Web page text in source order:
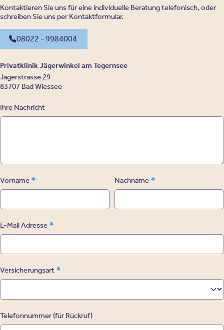
Kontaktieren Sie uns für eine individuelle Beratung telefonisch, oder
schreiben Sie uns per Kontaktformular.
08022 - 9984004
Privatklinik Jägerwinkel am Tegernsee
Jägerstrasse 29
83707 Bad Wiessee
Ihre Nachricht
Vorname * Nachname *
E-Mail Adresse *
Versicherungsart *
Telefonnummer (für Rückruf)